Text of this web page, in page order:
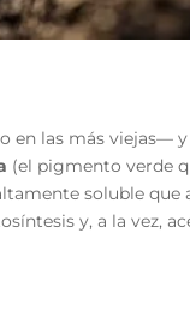
en las más viejas—
(el pigmento verde
soluble que
y, a la vez,